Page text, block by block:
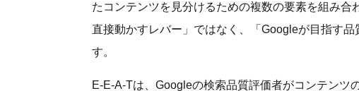
たコンテンツを見分けるための複数の要素を組み
直接動かすレバー」ではなく、「Googleが目指す
す。
E-E-A-Tは、Googleの検索品質評価者がコンテン